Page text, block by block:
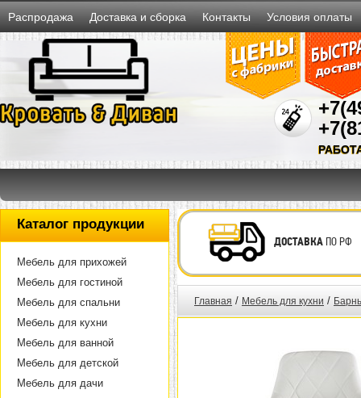
Распродажа Доставка и сборка Контакты Условия оплаты
Каталог продукции
Мебель для прихожей
Мебель для гостиной
Мебель для спальни
Мебель для кухни
Мебель для ванной
Мебель для детской
Мебель для дачи
ДОСТАВКАПО РФ
Главная / Мебель для кухни /